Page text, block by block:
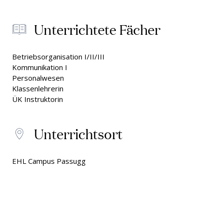
Unterrichtete Fächer
Betriebsorganisation I/II/III
Kommunikation I
Personalwesen
Klassenlehrerin
ÜK Instruktorin
Unterrichtsort
EHL Campus Passugg